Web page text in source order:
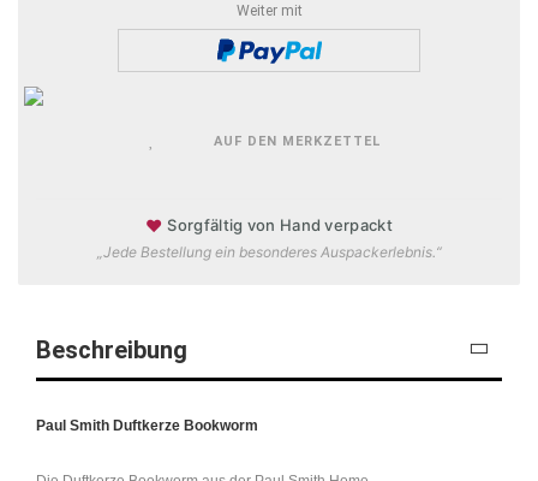
Weiter mit
AUF DEN MERKZETTEL
♥ Sorgfältig von Hand verpackt
„Jede Bestellung ein besonderes Auspackerlebnis.“
Beschreibung
Paul Smith Duftkerze Bookworm